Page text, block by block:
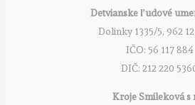
Detvianske ľudové
Dolinky 1335/5, 962
IČO: 56 117 884
DIČ: 212 220
Kroje Smileková s